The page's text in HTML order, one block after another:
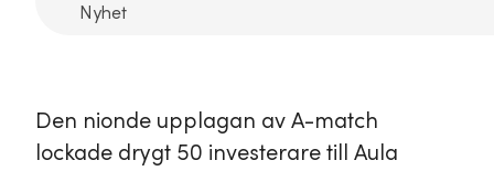
Nyhet
Den nionde upplagan av A-match
lockade drygt 50 investerare till Aula